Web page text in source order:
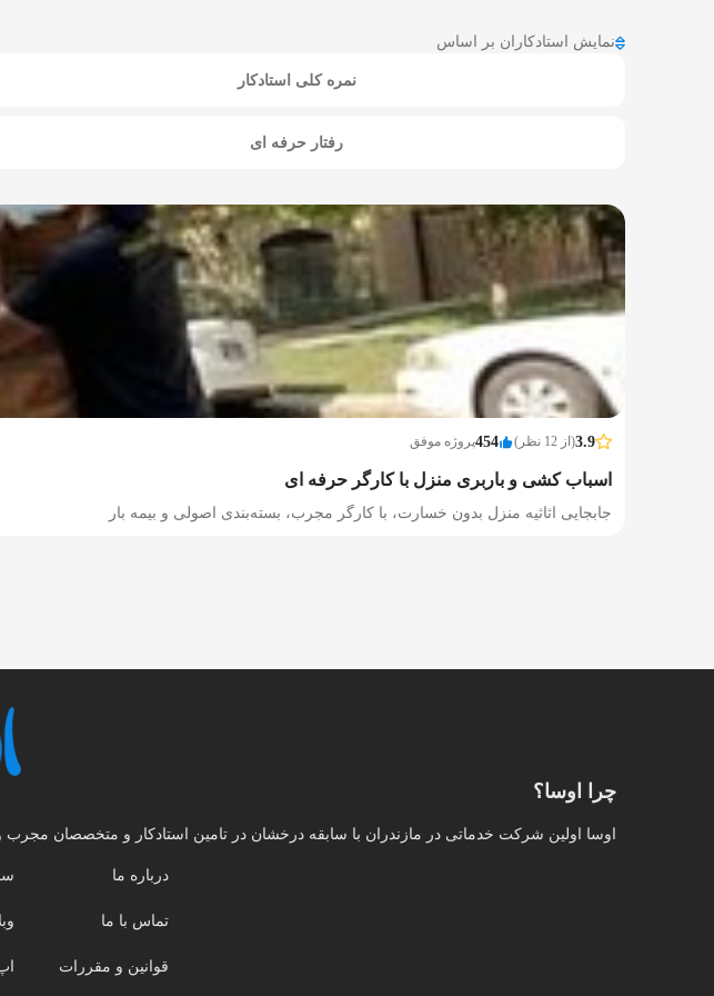
نمایش استادکاران بر اساس
نمره کلی استادکار
رفتار حرفه ای
3.9(از 12 نظر) 454پروژه موفق
اسباب کشی و باربری منزل با کارگر حرفه ای
جابجایی اثاثیه منزل بدون خسارت، با کارگر مجرب، بسته‌بندی اصولی و بیمه بار
چرا اوسا؟
اوسا اولین شرکت خدماتی در مازندران با سابقه درخشان در تامین استادکار و متخصصان
درباره ما
تماس با ما
قوانین و مقررات